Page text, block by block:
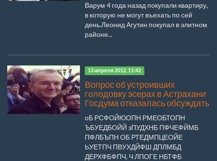
Варум 4 года назад покупали квартиру,
в которую не могут въехать по сей
день.Леонид Агутин покупал в элитном
районе...
13 апреля 2012, 11:42
Вопрос об устроивших
голодовку эсерах в Астрахани
Госдума отказалась обсуждать
оБ РСФОЙЮОПН РМЕОБТОПН
ЪБУЕДБОЙЙ зПУДХНБ ПФЧЕФЙМБ
ПФЛБЪПН ОБ РТЕДМПЦЕОЙЕ
ЬУЕТПЧ ПВУХДЙФШ ДПЛМБД
ДЕРХФБФПЧ, Ч ЛПОГЕ НБТФБ